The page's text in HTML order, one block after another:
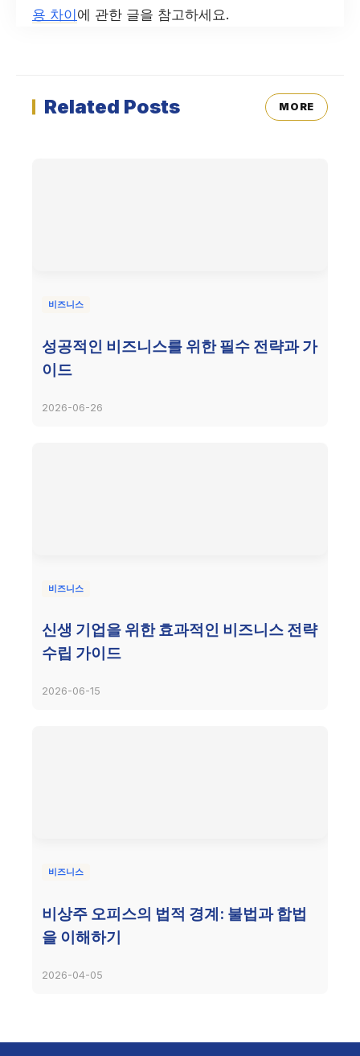
용 차이 에 관한 글을 참고하세요.
Related Posts MORE
비즈니스
성공적인 비즈니스를 위한 필수 전략과 가
이드
2026-06-26
비즈니스
신생 기업을 위한 효과적인 비즈니스 전략
수립 가이드
2026-06-15
비즈니스
비상주 오피스의 법적 경계: 불법과 합법
을 이해하기
2026-04-05